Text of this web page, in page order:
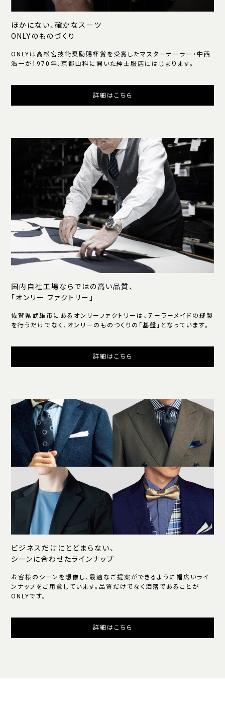
ほかにない、確かなスーツ
ONLYのものづくり
ONLYは高松宮技術奨励賜杯賞を受賞したマスターテーラー・中西
浩一が1970年、京都山科に開いた紳士服店にはじまります。
詳細はこちら
国内自社工場ならではの高い品質、
「オンリー ファクトリー」
佐賀県武雄市にあるオンリーファクトリーは、テーラーメイドの縫製
を行うだけでなく、オンリーのものつくりの「基盤」となっています。
詳細はこちら
ビジネスだけにとどまらない、
シーンに合わせたラインナップ
お客様のシーンを想像し、最適なご提案ができるように幅広いライ
ンナップをご用意しています。品質だけでなく洒落であることが
ONLYです。
詳細はこちら